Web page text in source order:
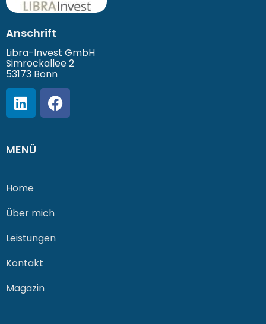
Anschrift
Libra-Invest GmbH
Simrockallee 2
53173 Bonn
MENÜ
Home
Über mich
Leistungen
Kontakt
Magazin